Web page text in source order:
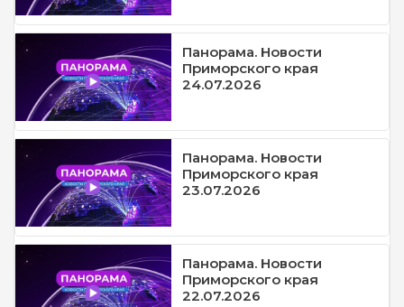
Панорама. Новости
Приморского края
24.07.2026
Панорама. Новости
Приморского края
23.07.2026
Панорама. Новости
Приморского края
22.07.2026